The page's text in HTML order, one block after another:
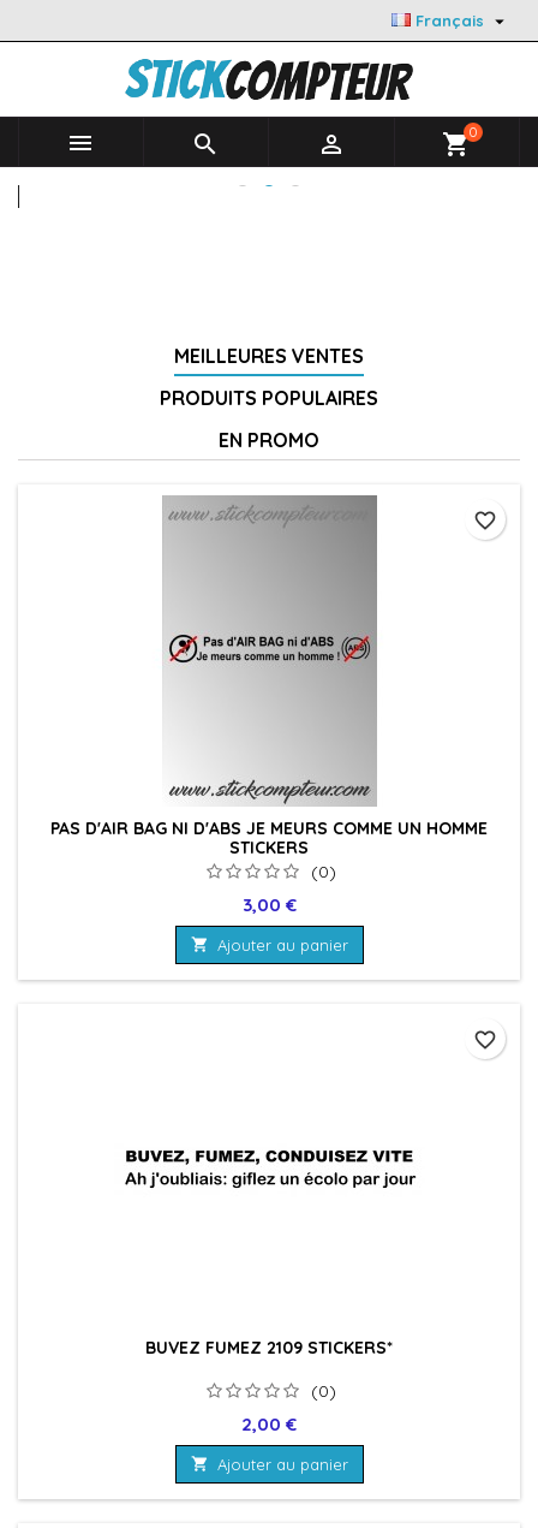
Français 
   shopping_cart0
MEILLEURES VENTES
PRODUITS POPULAIRES
EN PROMO
PAS D'AIR BAG NI D'ABS JE MEURS COMME UN HOMME
STICKERS
(0)
Prix
3,00 €
 Ajouter au panier
favorite_border
BUVEZ FUMEZ 2109 STICKERS*
(0)
Prix
2,00 €
 Ajouter au panier
favorite_border